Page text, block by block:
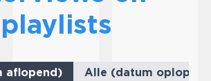
playlists